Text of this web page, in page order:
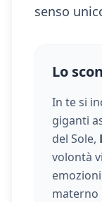
senso
Lo
In te si
giganti
del Sole,
volontà
materno